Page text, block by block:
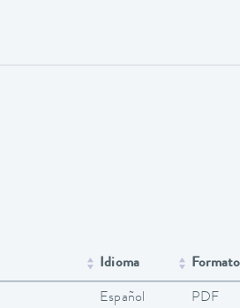
Idioma Formato
Español PDF